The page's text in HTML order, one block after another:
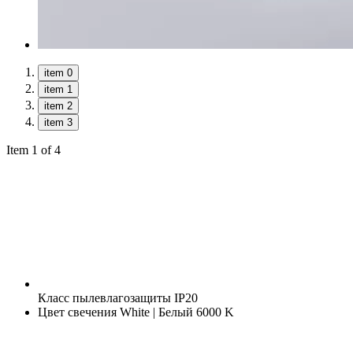
item 0
item 1
item 2
item 3
Item 1 of 4
Класс пылевлагозащиты IP20
Цвет свечения White | Белый 6000 K